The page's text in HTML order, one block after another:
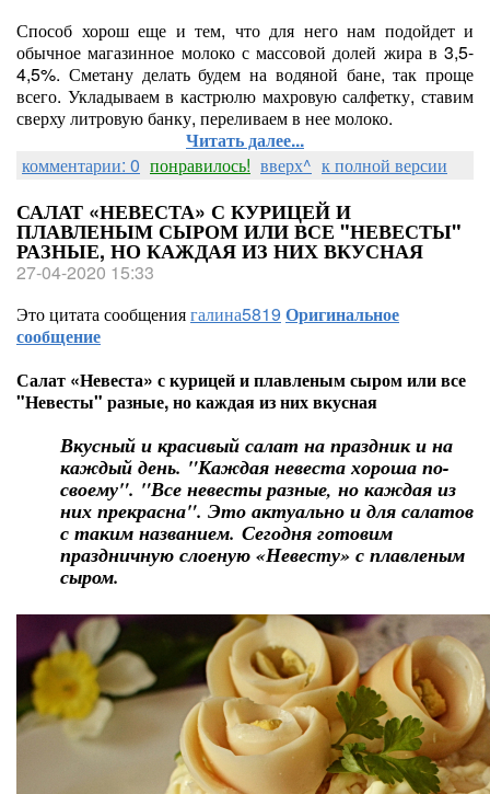
Способ хорош еще и тем, что для него нам подойдет и
обычное магазинное молоко с массовой долей жира в 3,5-
4,5%. Сметану делать будем на водяной бане, так проще
всего. Укладываем в кастрюлю махровую салфетку, ставим
сверху литровую банку, переливаем в нее молоко.
Читать далее...
комментарии: 0 понравилось! вверх^ к полной версии
САЛАТ «НЕВЕСТА» С КУРИЦЕЙ И
ПЛАВЛЕНЫМ СЫРОМ ИЛИ ВСЕ "НЕВЕСТЫ"
РАЗНЫЕ, НО КАЖДАЯ ИЗ НИХ ВКУСНАЯ
27-04-2020 15:33
Это цитата сообщениягалина5819 Оригинальное
сообщение
Салат «Невеста» с курицей и плавленым сыром или все
"Невесты" разные, но каждая из них вкусная
Вкусный и красивый салат на праздник и на
каждый день. "Каждая невеста хороша по-
своему". "Все невесты разные, но каждая из
них прекрасна". Это актуально и для салатов
с таким названием. Сегодня готовим
праздничную слоеную «Невесту» с плавленым
сыром.